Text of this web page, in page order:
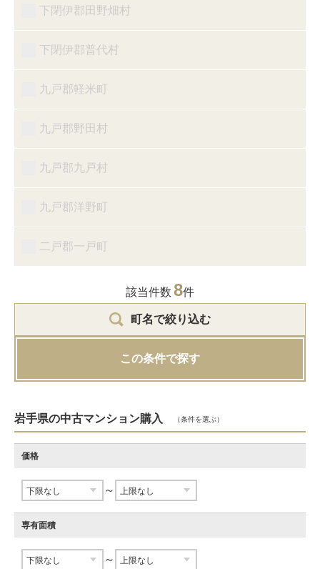
下閉伊郡田野畑村
下閉伊郡普代村
九戸郡軽米町
九戸郡野田村
九戸郡九戸村
九戸郡洋野町
二戸郡一戸町
該当件数 8件
町名で絞り込む
この条件で探す
岩手県の中古マンション購入 （条件を選ぶ）
価格
～
専有面積
～